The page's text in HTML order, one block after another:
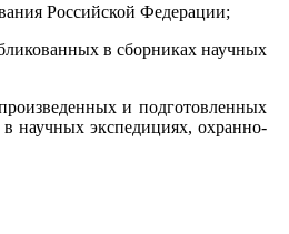
Российской Федерации;
в сборниках научных
и подготовленных
научных экспедициях, охранно-